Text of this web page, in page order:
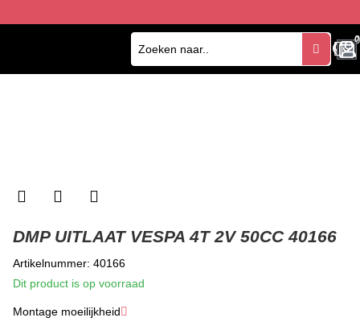
0
0
DMP UITLAAT VESPA 4T 2V 50CC 40166
Artikelnummer: 40166
Dit product is op voorraad
Montage moeilijkheid